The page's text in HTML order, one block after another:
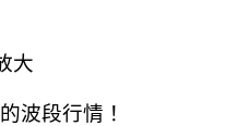
大
波段行情！